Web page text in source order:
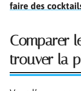
faire des
Comparer
trouver la